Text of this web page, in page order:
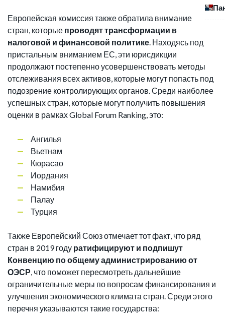
Европейская комиссия также обратила внимание на ряд
стран, которые проводят трансформации в
налоговой и финансовой политике. Находясь под
пристальным вниманием ЕС, эти юрисдикции
продолжают постепенно усовершенствовать методы
отслеживания всех активов, которые могут попасть под
подозрение контролирующих органов. Среди наиболее
успешных стран, которые могут получить повышения
оценки в рамках Global Forum Ranking, это:
Ангилья
Вьетнам
Кюрасао
Иордания
Намибия
Палау
Турция
Также Европейский Союз отмечает тот факт, что ряд
стран в 2019 году ратифицируют и подпишут
Конвенцию по общему администрированию от
ОЭСР, что поможет пересмотреть дальнейшие
ограничительные меры по вопросам финансирования и
улучшения экономического климата стран. Среди этого
перечня указываются такие государства: